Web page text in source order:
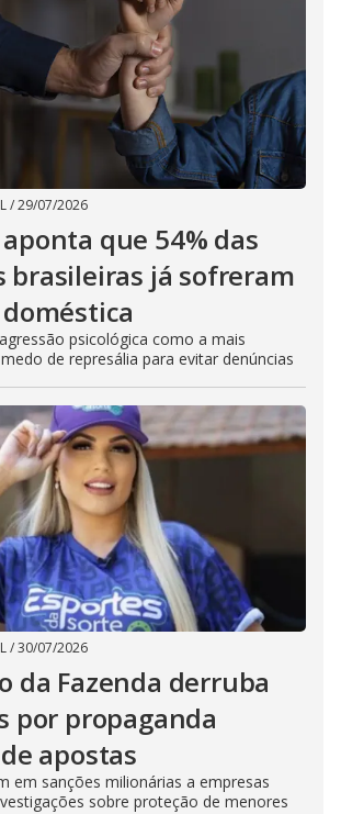
/29/07/2026
que 54% das
brasileiras já sofreram
psicológica como a mais
de represália para evitar denúncias
/30/07/2026
da Fazenda derruba
por propaganda
apostas
em sanções milionárias a empresas
sobre proteção de menores